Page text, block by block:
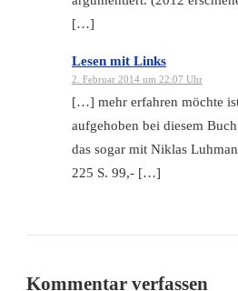
[…]
Lesen mit Links
2. Februar 2014 um 22:07 Uhr
[…] mehr erfahren möchte
aufgehoben bei diesem
das sogar mit Niklas
225 S. 99,- […]
Kommentar verfassen